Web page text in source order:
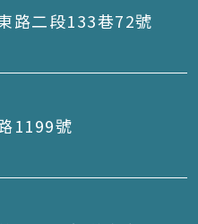
路二段133巷72號
1199號